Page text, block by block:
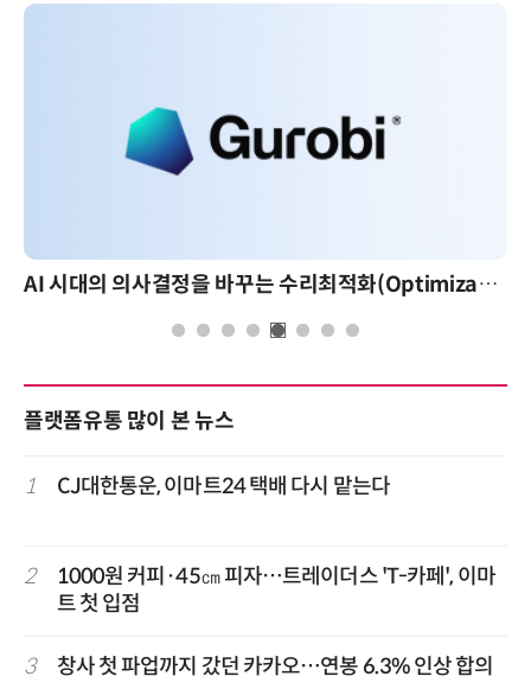
AI 시대의 의사결정을 바꾸는 수리최적화(Optimization): 실제 산업 적용 사례와 활용 전략 AI 핀옵스 실전 세미나: 폭증하
플랫폼유통 많이 본 뉴스
1 CJ대한통운, 이마트24 택배 다시 맡는다
2
1000원 커피·45㎝ 피자…트레이더스 'T-카페', 이마
트 첫 입점
3 창사 첫 파업까지 갔던 카카오…연봉 6.3% 인상 합의